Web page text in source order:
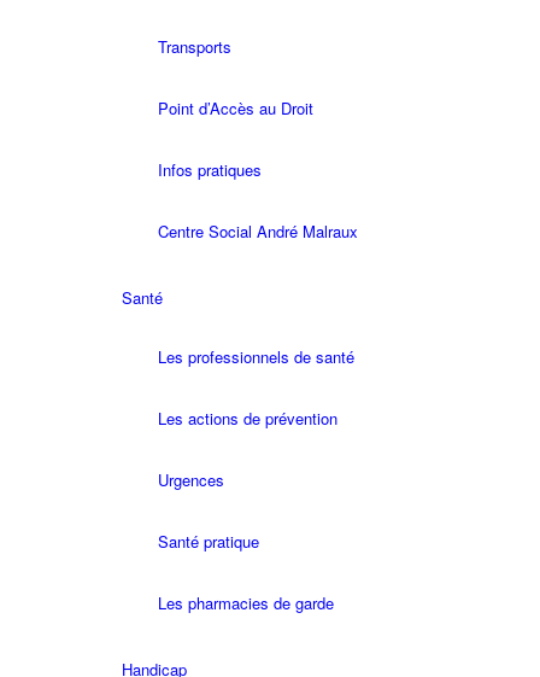
Transports
Point d’Accès au Droit
Infos pratiques
Centre Social André Malraux
Santé
Les professionnels de santé
Les actions de prévention
Urgences
Santé pratique
Les pharmacies de garde
Handicap